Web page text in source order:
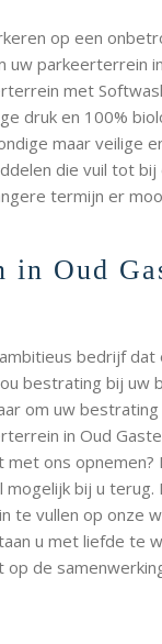
op een
uw parkeerterrein
met
druk en 100%
maar veilige
die vuil tot
termijn er
in Oud
bedrijf
bestrating bij
om uw
in Oud
ons opnemen?
mogelijk bij u
in te vullen op onze
u met liefde te
de